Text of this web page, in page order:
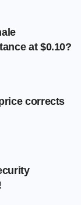
at $0.10?
corrects